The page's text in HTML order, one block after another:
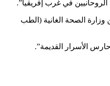
في غرب إفريقيا”.
الصحة الغانية (الطب
الأسرار القديمة”.